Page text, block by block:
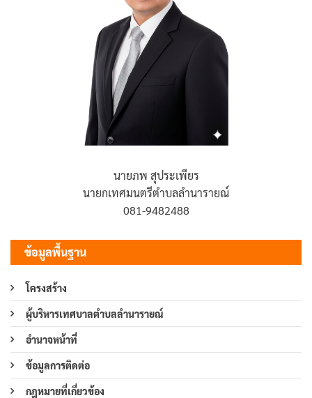
นายภพ สุประเพียร
นายกเทศมนตรีตำบลลำนารายณ์
081-9482488
ข้อมูลพื้นฐาน
โครงสร้าง
ผู้บริหารเทศบาลตำบลลำนารายณ์
อำนาจหน้าที่
ข้อมูลการติดต่อ
กฎหมายที่เกี่ยวข้อง